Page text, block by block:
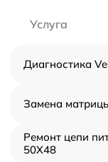
Услуга
Диагностика
Замена
Ремонт цепи
50X48